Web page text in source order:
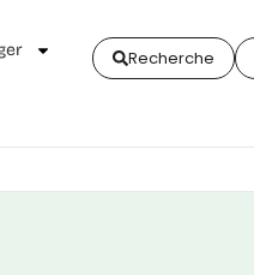
Recherche